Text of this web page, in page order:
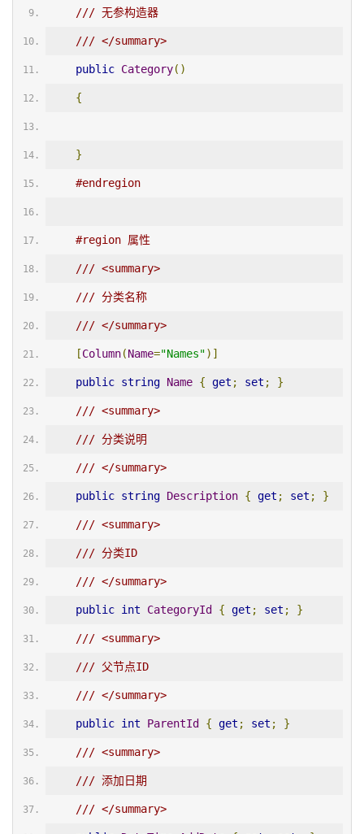
/// 无参构造器
/// </summary>
public Category()
{
}
#endregion
#region 属性
/// <summary>
/// 分类名称
/// </summary>
[Column(Name="Names")]
public string Name { get ; set ; }
/// <summary>
/// 分类说明
/// </summary>
public string Description { get ; set ; }
/// <summary>
/// 分类ID
/// </summary>
public int CategoryId { get ; set ; }
/// <summary>
/// 父节点ID
/// </summary>
public int ParentId { get ; set ; }
/// <summary>
/// 添加日期
/// </summary>